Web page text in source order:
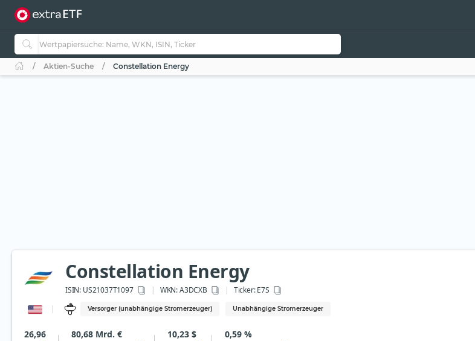
Aktien-Suche Constellation Energy
Constellation Energy
ISIN: US21037T1097 WKN: A3DCXB Ticker:E7S
Versorger (unabhängige Stromerzeuger) Unabhängige Stromerzeuger
26,96 80,68 Mrd. € 10,23 $ 0,59 %